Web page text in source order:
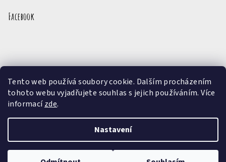
Tento web používá soubory cookie. Dalším procházením
tohoto webu vyjadřujete souhlas s jejich používáním. Více
informacízde.
Nastavení
Facebook
Přijímáme online platby
Upravit nastavení cookies